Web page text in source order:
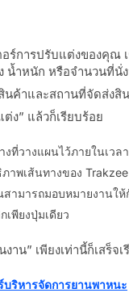
อร์การปรับแต่งของคุณ
น้ำหนัก หรือจำนวนที่นั่ง
นค้าและสถานที่จัดส่งสิ
ง” แล้วก็เรียบร้อย
ที่วางแผนไว้ภายในเวล
าพเส้นทางของ
ามารถมอบหมายงานให้
เพียงปุ่มเดียว
งาน” เพียงเท่านี้ก็เสร็จ
ริหารจัดการยานพาหนะ